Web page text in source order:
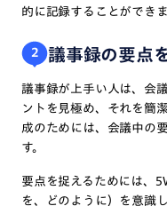
的に記録することができま
2 議事録の要点
議事録が上手い人は、会
ントを見極め、それを簡
成のためには、会議中の
す。
要点を捉えるためには、
を、どのように）を意識